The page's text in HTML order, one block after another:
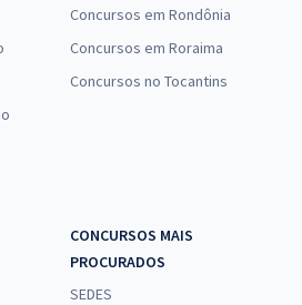
Concursos em Rondônia
Concursos em Roraima
Concursos no Tocantins
CONCURSOS MAIS
PROCURADOS
SEDES